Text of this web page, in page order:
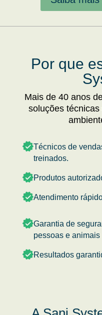
Por que
Mais de 40 anos
soluções
Técnicos de
treinados.
Produtos
Atendimento
Garantia de
pessoas e animais
Resultados